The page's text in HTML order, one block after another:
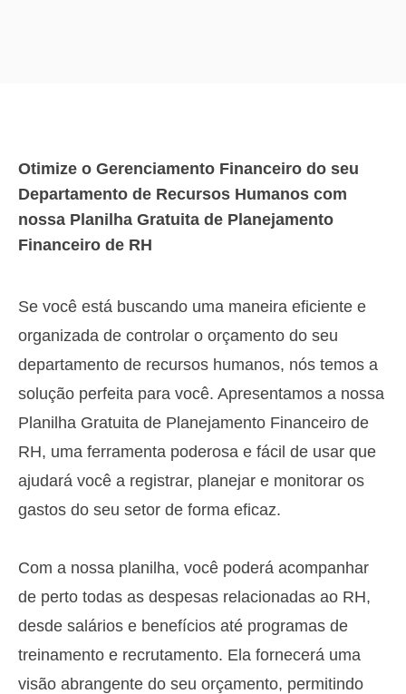
Otimize o Gerenciamento Financeiro do seu
Departamento de Recursos Humanos com
nossa Planilha Gratuita de Planejamento
Financeiro de RH
Se você está buscando uma maneira eficiente e
organizada de controlar o orçamento do seu
departamento de recursos humanos, nós temos a
solução perfeita para você. Apresentamos a nossa
Planilha Gratuita de Planejamento Financeiro de
RH, uma ferramenta poderosa e fácil de usar que
ajudará você a registrar, planejar e monitorar os
gastos do seu setor de forma eficaz.
Com a nossa planilha, você poderá acompanhar
de perto todas as despesas relacionadas ao RH,
desde salários e benefícios até programas de
treinamento e recrutamento. Ela fornecerá uma
visão abrangente do seu orçamento, permitindo